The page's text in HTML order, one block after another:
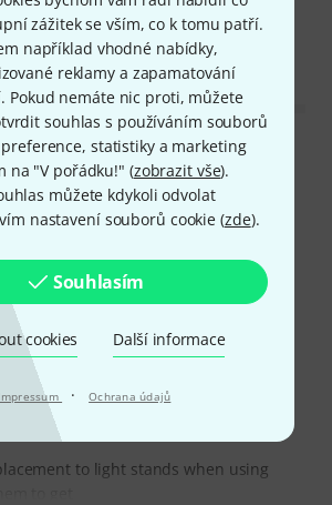
zážitek se vším, co k tomu patří.
například vhodné nabídky,
reklamy a zapamatování
Pokud nemáte nic proti, můžete
souhlas s používáním souborů
statistiky a marketing
na "V pořádku!" (zobrazit vše).
můžete kdykoli odvolat
nastavení souborů cookie (zde).
Souhlasím
cookies Další informace
Impressum · Ochrana údajů
OHLÁSIT HODNOCENÍ
Useful!
Anonymní 02.05.2016
many its hard to know where to start.
laces on my boots, some are being
curtains in the house, I use them to
I don't want to carry sandbags, I use
stands at once.
to light stands when using